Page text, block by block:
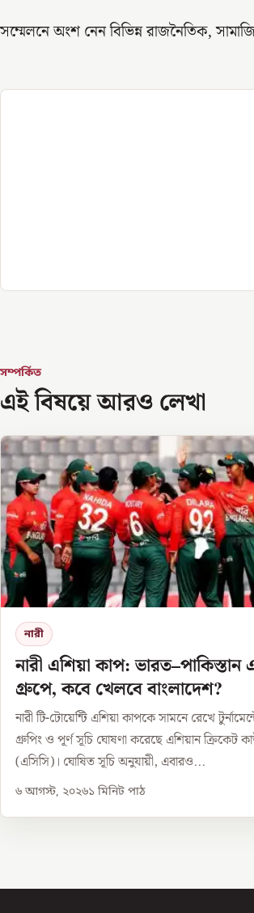
সম্মেলনে অংশ নেন বিভিন্ন রাজনৈতিক,
সম্পর্কিত
এই বিষয়ে আরও লেখা
নারী
নারী এশিয়া কাপ:
গ্রুপে, কবে খেলবে বাংলাদেশ?
নারী টি-টোয়েন্টি এশিয়া কাপকে সামনে রেখে
গ্রুপিং ও পূর্ণ সূচি ঘোষণা করেছে এশিয়ান ক্রিকেট
(এসিসি)। ঘোষিত সূচি অনুযায়ী, এবারও...
৬ আগস্ট, ২০২৬১ মিনিট পাঠ